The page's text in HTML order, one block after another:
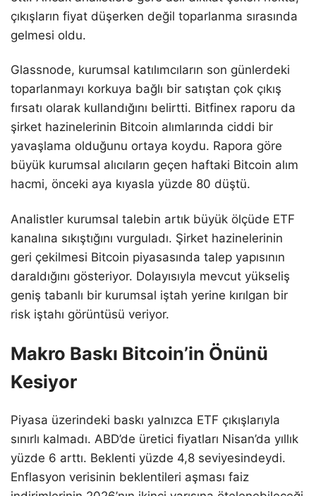
çıkışların fiyat düşerken değil toparlanma sırasında
gelmesi oldu.
Glassnode, kurumsal katılımcıların son günlerdeki
toparlanmayı korkuya bağlı bir satıştan çok çıkış
fırsatı olarak kullandığını belirtti. Bitfinex raporu da
şirket hazinelerinin Bitcoin alımlarında ciddi bir
yavaşlama olduğunu ortaya koydu. Rapora göre
büyük kurumsal alıcıların geçen haftaki Bitcoin alım
hacmi, önceki aya kıyasla yüzde 80 düştü.
Analistler kurumsal talebin artık büyük ölçüde ETF
kanalına sıkıştığını vurguladı. Şirket hazinelerinin
geri çekilmesi Bitcoin piyasasında talep yapısının
daraldığını gösteriyor. Dolayısıyla mevcut yükseliş
geniş tabanlı bir kurumsal iştah yerine kırılgan bir
risk iştahı görüntüsü veriyor.
Makro Baskı Bitcoin’in Önünü
Kesiyor
Piyasa üzerindeki baskı yalnızca ETF çıkışlarıyla
sınırlı kalmadı. ABD’de üretici fiyatları Nisan’da yıllık
yüzde 6 arttı. Beklenti yüzde 4,8 seviyesindeydi.
Enflasyon verisinin beklentileri aşması faiz